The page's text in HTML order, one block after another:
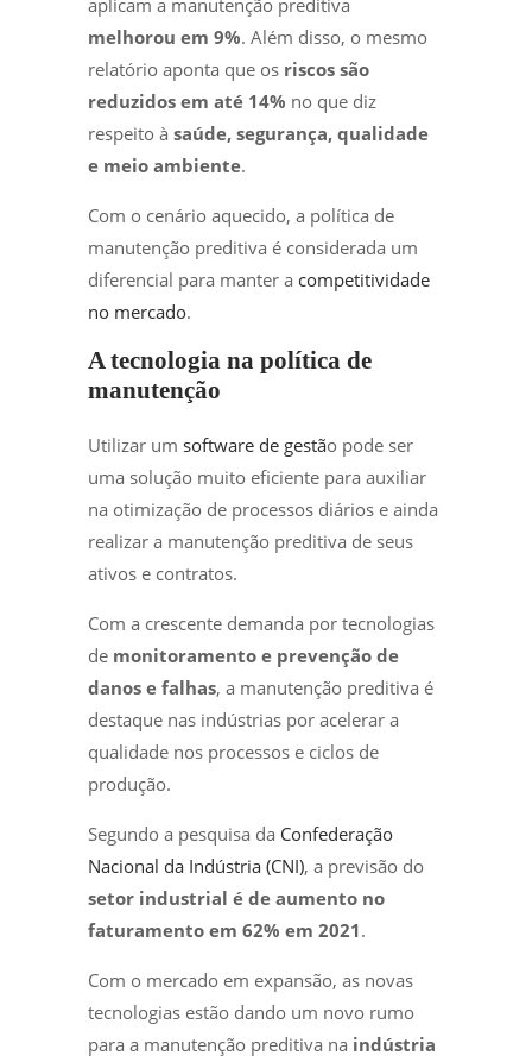
melhorou em 9%. Além disso, o mesmo
relatório aponta que os riscos são
reduzidos em até 14% no que diz
respeito à saúde, segurança, qualidade
e meio ambiente.
Com o cenário aquecido, a política de
manutenção preditiva é considerada um
diferencial para manter a competitividade
no mercado.
A tecnologia na política de
manutenção
Utilizar um software de gestão pode ser
uma solução muito eficiente para auxiliar
na otimização de processos diários e ainda
realizar a manutenção preditiva de seus
ativos e contratos.
Com a crescente demanda por tecnologias
de monitoramento e prevenção de
danos e falhas, a manutenção preditiva é
destaque nas indústrias por acelerar a
qualidade nos processos e ciclos de
produção.
Segundo a pesquisa da Confederação
Nacional da Indústria (CNI), a previsão do
setor industrial é de aumento no
faturamento em 62% em 2021.
Com o mercado em expansão, as novas
tecnologias estão dando um novo rumo
para a manutenção preditiva na indústria